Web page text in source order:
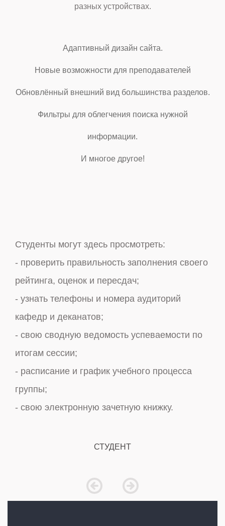
разных устройствах.
Адаптивный дизайн сайта.
Новые возможности для преподавателей
Обновлённый внешний вид большинства разделов.
Фильтры для облегчения поиска нужной
информации.
И многое другое!
Студенты могут здесь просмотреть:
- проверить правильность заполнения своего
рейтинга, оценок и пересдач;
- узнать телефоны и номера аудиторий
кафедр и деканатов;
- свою сводную ведомость успеваемости по
итогам сессии;
- расписание и график учебного процесса
группы;
- свою электронную зачетную книжку.
СТУДЕНТ
Сотрудники и преподаватели могут получить
информацию:
- найти информацию о студенте, группе,
специальности, факультете и многое другое;
- статистику по заполнению электронных
рейтинговых ведомостей;
- списки незаполненных и незакрытых
ведомостей своей кафедры;
- по контингенту студентов.
next